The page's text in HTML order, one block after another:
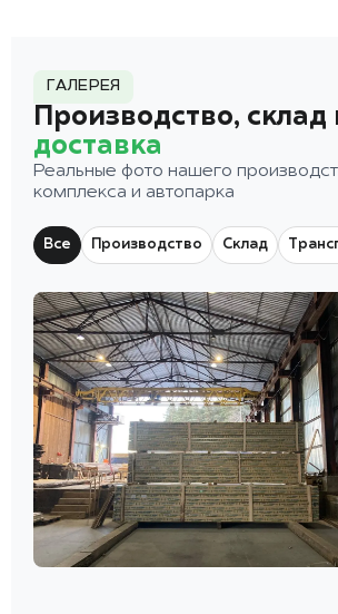
ГАЛЕРЕЯ
Производство, склад
доставка
Реальные фото нашего
комплекса и автопарка
Все Производство Склад